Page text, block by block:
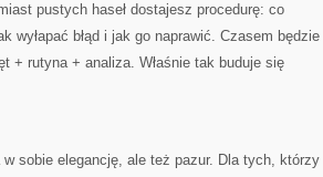
pustych haseł dostajesz procedurę: co
błąd i jak go naprawić. Czasem będzie
+ rutyna + analiza. Właśnie tak buduje się
sobie elegancję, ale też pazur. Dla tych, którzy